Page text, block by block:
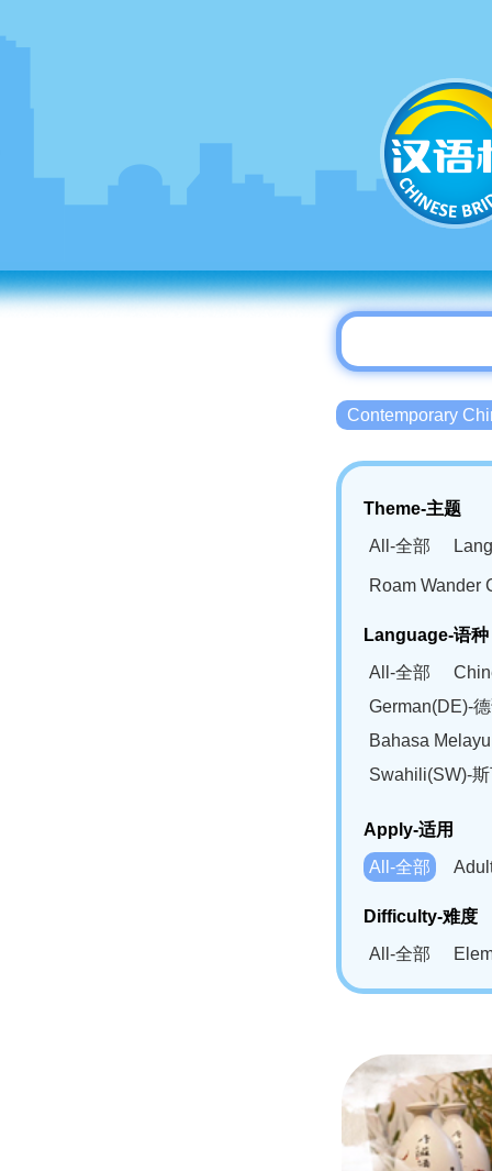
Contemporary
Theme-主题
All-全部
Roam Wander
Language-语种
All-全部
German(DE)-
Bahasa
Swahili(SW)-
Apply-适用
All-全部
Difficulty-难度
All-全部